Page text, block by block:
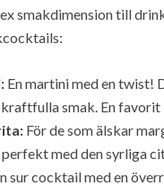
smakdimension till
En martini med en twist!
smak. En
För de som älskar
med den syrliga
sur cocktail med en